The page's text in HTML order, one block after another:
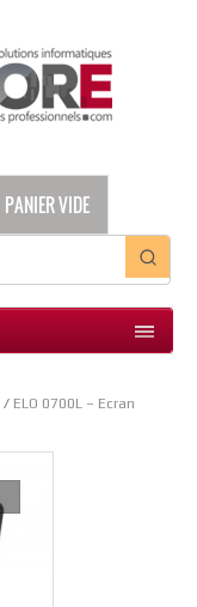
PANIER VIDE
/ ELO 0700L – Ecran